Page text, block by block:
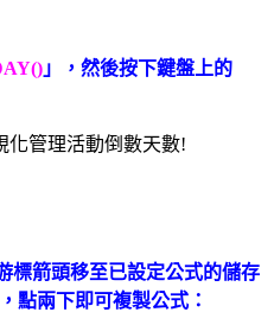
」，然後按下鍵盤上的
標箭頭移至已設定公式的儲存
點兩下即可複製公式：